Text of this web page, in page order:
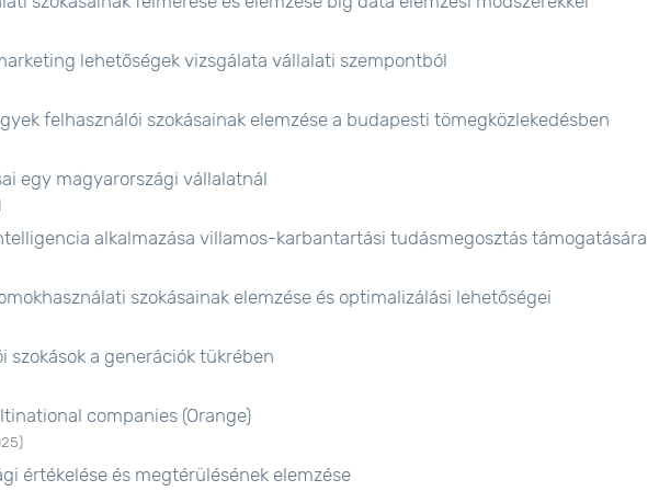
lehetőségek vizsgálata vállalati szempontból
felhasználói szokásainak elemzése a budapesti tömegközlekedésben
egy magyarországi vállalatnál
alkalmazása villamos-karbantartási tudásmegosztás támogatására
szokásainak elemzése és optimalizálási lehetőségei
szokások a generációk tükrében
companies (Orange)
)
értékelése és megtérülésének elemzése